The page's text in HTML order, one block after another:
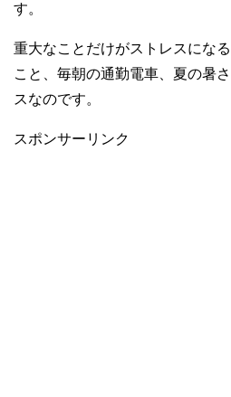
す。
重大なことだけがストレスにな
こと、毎朝の通勤電車、夏の暑
スなのです。
スポンサーリンク